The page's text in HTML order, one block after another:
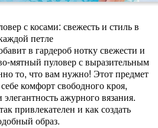
с косами: свежесть и стиль в
петле
в гардероб нотку свежести и
мятный пуловер с выразительным
то, что вам нужно! Этот предмет
комфорт свободного кроя,
ажурного вязания.
привлекателен и как создать
образ.